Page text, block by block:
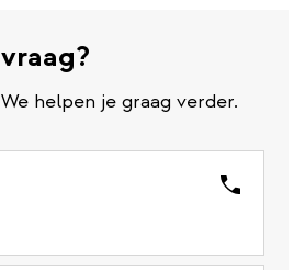
helpen je graag verder.